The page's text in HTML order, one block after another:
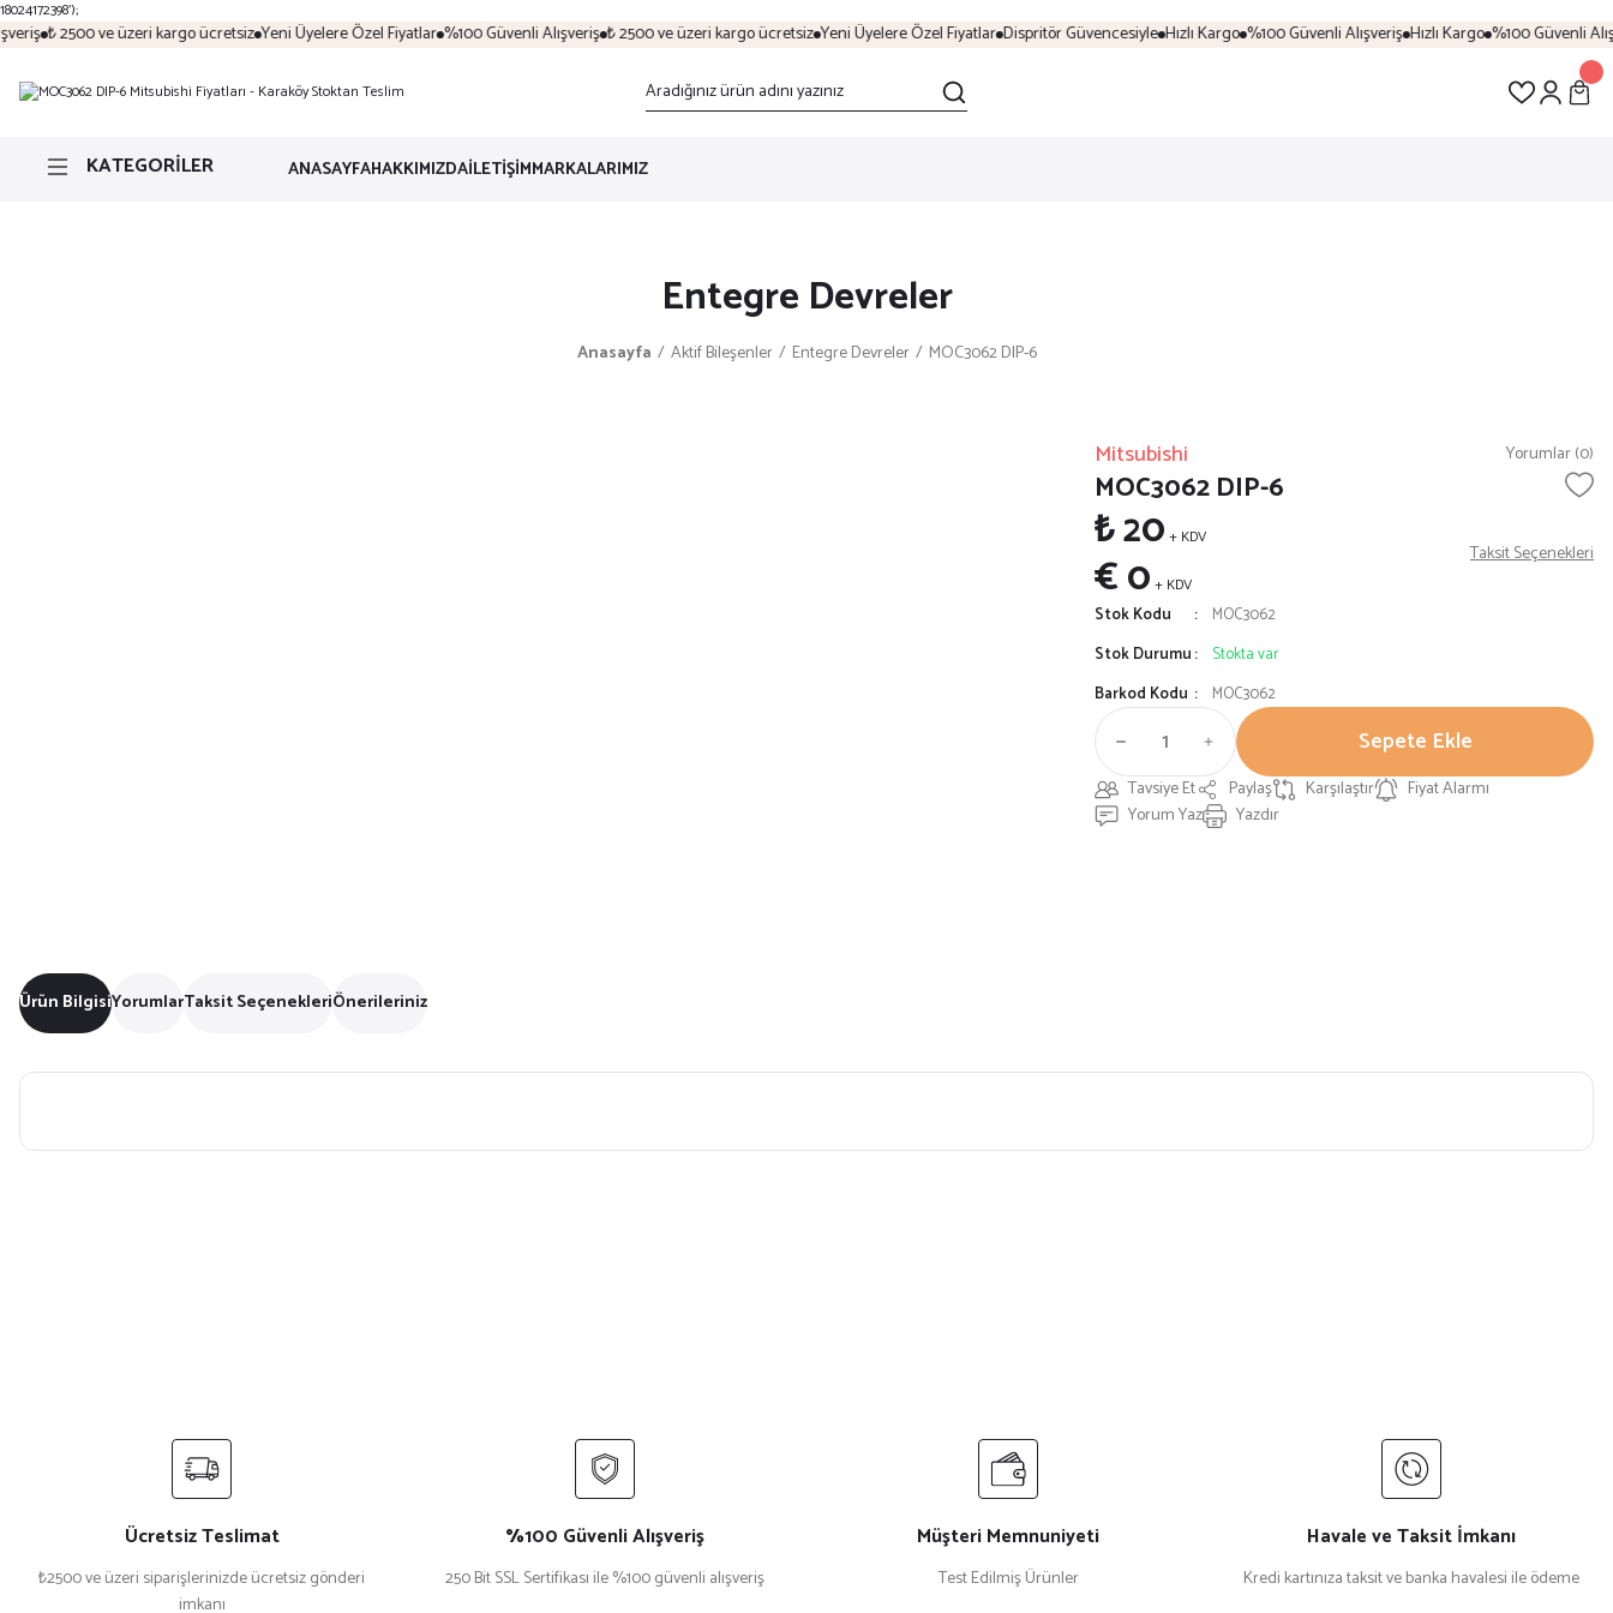
18024172398');
₺ 2500 ve üzeri kargo ücretsiz Yeni Üyelere Özel Fiyatlar %100 Güvenli Alışveriş ₺ 2500 ve üzeri kargo ücretsiz Yeni Üyelere Özel Fiyatlar Dispritör Güvencesiyle Hızlı Kargo %100 Güvenli Alışveriş Hızlı Kargo %100 Güvenli
KATEGORİLER ANASAYFAHAKKIMIZDAİLETİŞİMMARKALARIMIZ
Entegre Devreler
Anasayfa Aktif Bileşenler Entegre Devreler MOC3062 DIP-6
Mitsubishi Yorumlar (0)
MOC3062 DIP-6
₺ 20 + KDV
€ 0 + KDV
Taksit Seçenekleri
Stok Kodu
MOC3062
Stok Durumu
Stokta var
Barkod Kodu
MOC3062
Sepete Ekle
Tavsiye Et Paylaş Karşılaştır
Fiyat Alarmı
Yorum Yaz
Yazdır
Ürün BilgisiYorumlarTaksit SeçenekleriÖnerileriniz
Bu ürüne benzer farklı alternatifler olmalı.
Ücretsiz Teslimat
₺2500 ve üzeri siparişlerinizde ücretsiz gönderi
imkanı
%100 Güvenli Alışveriş
250 Bit SSL Sertifikası ile %100 güvenli alışveriş
Müşteri Memnuniyeti
Test Edilmiş Ürünler
Havale ve Taksit İmkanı
Kredi kartınıza taksit ve banka havalesi ile ödeme